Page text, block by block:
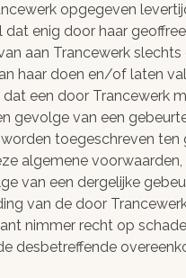
opgegeven
dat enig door haar
aan Trancewerk
haar doen en/of laten
dat een door Trancewerk
gevolge van een
toegeschreven ten
algemene
van een dergelijke
van de door
nimmer recht op
desbetreffende